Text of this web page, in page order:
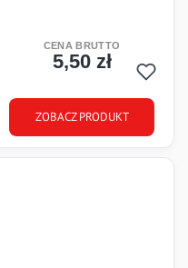
Cena
5,50 zł
ZOBACZ PRODUKT